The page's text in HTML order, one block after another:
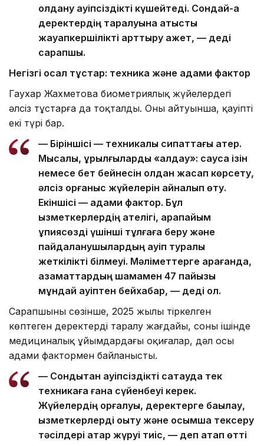
қолдану қауіпсіздікті күшейтеді. Сондай-ақ
деректердің таралуына қатысты
жауапкершілікті арттыру қажет, — деді
сарапшы.
Негізгі осал тұстар: техника және адами фактор
Гаухар Жахметова биометриялық жүйелердегі
әлсіз тұстарға да тоқталды. Оның айтуынша, қауіптің
екі түрі бар.
— Біріншісі — техникалық сипаттағы қатер.
Мысалы, құрылғыларды «алдау»: саусақ ізін
немесе бет бейнесін қолдан жасап көрсету,
әлсіз қорғаныс жүйелерін айналып өту.
Екіншісі — адами фактор. Бұл
қызметкерлердің қателігі, қарапайым
құпиясөзді үшінші тұлғаға беру және
пайдаланушылардың қауіп туралы
жеткілікті білмеуі. Мәліметтерге қарағанда,
азаматтардың шамамен 47 пайызы
мұндай қауіптен бейхабар, — деді ол.
Сарапшының сөзінше, 2025 жылы тіркелген
көптеген деректердің таралу жағдайы, соның ішінде
медициналық ұйымдардағы оқиғалар, дәл осы
адами фактормен байланысты.
— Сондықтан қауіпсіздікті сақтауда тек
техникаға ғана сүйенбеуі керек.
Жүйелердің қорғалуы, деректерге бақылау,
қызметкерлерді оқыту және қосымша тексеру
тәсілдері қатар жүруі тиіс, — деп атап өтті